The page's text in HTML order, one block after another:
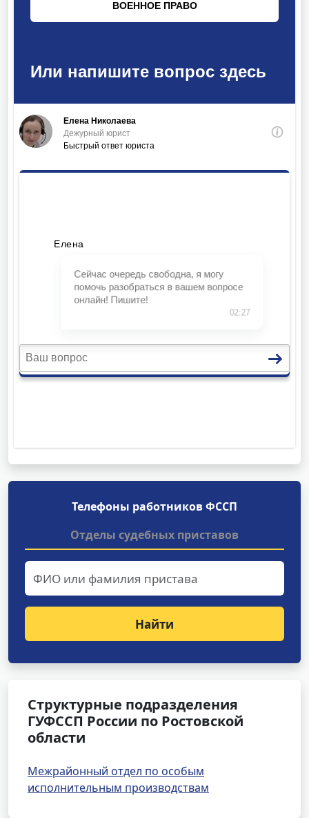
Телефоны работников ФССП
Отделы судебных приставов
Найти
Структурные подразделения
ГУФССП России по Ростовской
области
Межрайонный отдел по особым
исполнительным производствам